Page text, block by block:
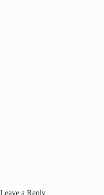
Leave a Reply